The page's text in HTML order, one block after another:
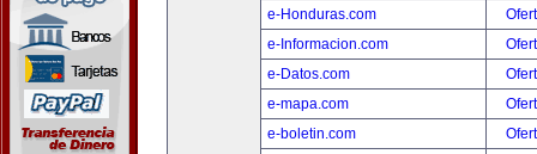
e-Honduras.com
e-Informacion.com
e-Datos.com
e-mapa.com
e-boletin.com